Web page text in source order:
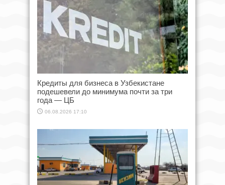
Кредиты для бизнеса в Узбекистане
подешевели до минимума почти за три
года — ЦБ
06.08.2026 17:10